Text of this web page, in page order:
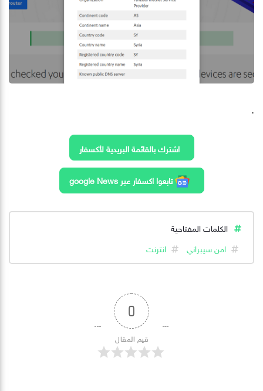
.
اشترك بالقائمة البريدية لأكسفار
تابعوا اكسفار عبر google News
الكلمات المفتاحية
امن سيبراني
انترنت
0
قيم المقال